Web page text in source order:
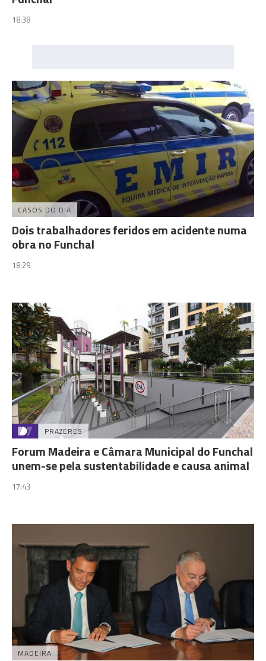
18:38
CASOS DO DIA
Dois trabalhadores feridos em acidente numa
obra no Funchal
18:29
PRAZERES
Forum Madeira e Câmara Municipal do Funchal
unem-se pela sustentabilidade e causa animal
17:43
MADEIRA